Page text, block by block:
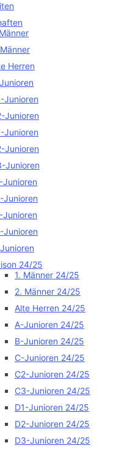
Herren
Junioren
Junioren
Junioren
Junioren
Junioren
Junioren
Junioren
Junioren
Junioren
24/25
1. Männer 24/25
2. Männer 24/25
Alte Herren 24/25
A-Junioren 24/25
B-Junioren 24/25
C-Junioren 24/25
C2-Junioren 24/25
C3-Junioren 24/25
D1-Junioren 24/25
D2-Junioren 24/25
D3-Junioren 24/25